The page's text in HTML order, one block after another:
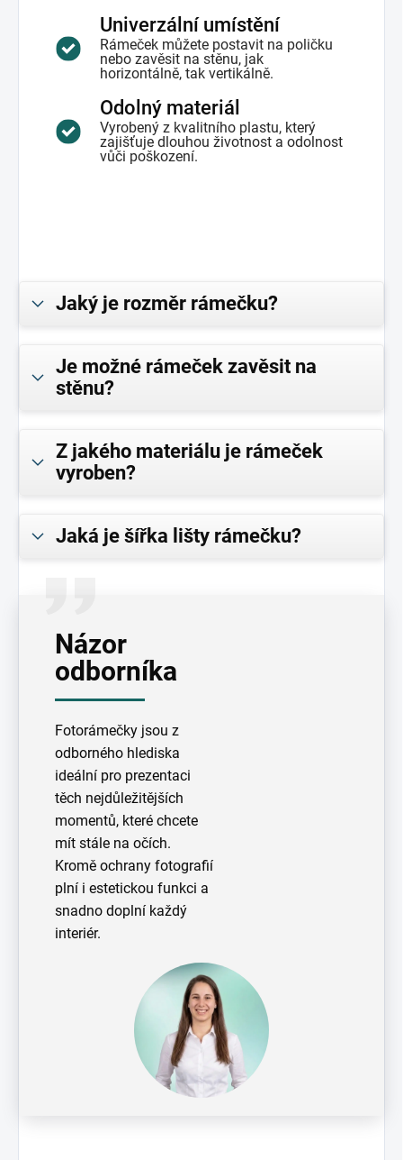
Univerzální umístění
Rámeček můžete postavit na poličku
nebo zavěsit na stěnu, jak
horizontálně, tak vertikálně.
Odolný materiál
Vyrobený z kvalitního plastu, který
zajišťuje dlouhou životnost a odolnost
vůči poškození.
Jaký je rozměr rámečku?
Je možné rámeček zavěsit na
stěnu?
Z jakého materiálu je rámeček
vyroben?
Jaká je šířka lišty rámečku?
Názor
odborníka
Fotorámečky jsou z
odborného hlediska
ideální pro prezentaci
těch nejdůležitějších
momentů, které chcete
mít stále na očích.
Kromě ochrany fotografií
plní i estetickou funkci a
snadno doplní každý
interiér.